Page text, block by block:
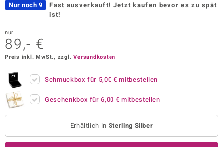
Collection
Nur noch 9 Fast ausverkauft! Jetzt kaufen bevor es zu spät
ist!
nur
89,- €
Preis inkl. MwSt., zzgl.Versandkosten
Schmuckbox für 5,00 € mitbestellen
Geschenkbox für6,00 € mitbestellen
Erhältlich in Sterling Silber